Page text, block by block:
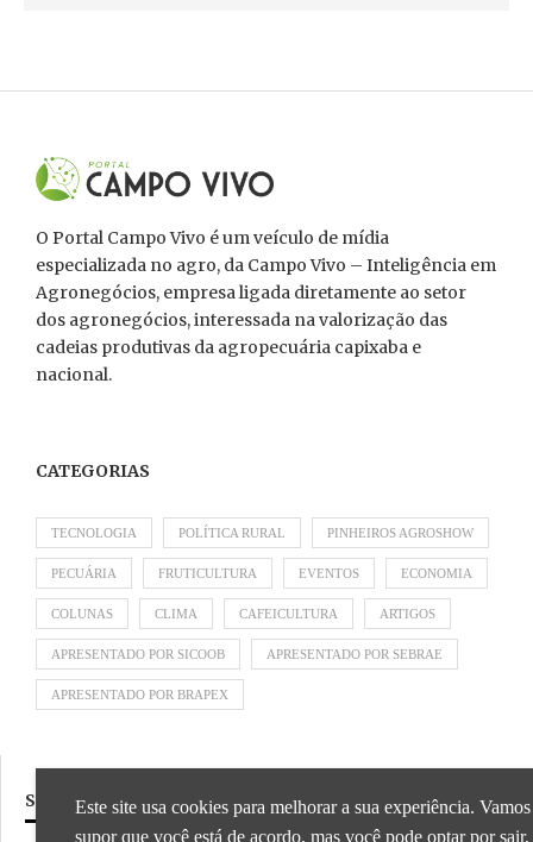
O Portal Campo Vivo é um veículo de mídia
especializada no agro, da Campo Vivo – Inteligência em
Agronegócios, empresa ligada diretamente ao setor
dos agronegócios, interessada na valorização das
cadeias produtivas da agropecuária capixaba e
nacional.
CATEGORIAS
TECNOLOGIA POLÍTICA RURAL PINHEIROS AGROSHOW
PECUÁRIA FRUTICULTURA EVENTOS ECONOMIA
COLUNAS CLIMA CAFEICULTURA ARTIGOS
APRESENTADO POR SICOOB APRESENTADO POR SEBRAE
APRESENTADO POR BRAPEX
SIGA NOSSAS REDES SOCIAIS
Este site usa cookies para melhorar a sua experiência. Vamos
supor que você está de acordo, mas você pode optar por sair,